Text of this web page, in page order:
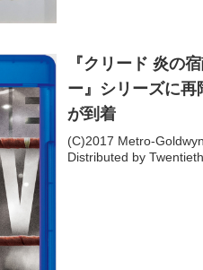
『クリード 炎の
ー』シリーズに再
が到着
(C)2017 Metro-
Distributed by